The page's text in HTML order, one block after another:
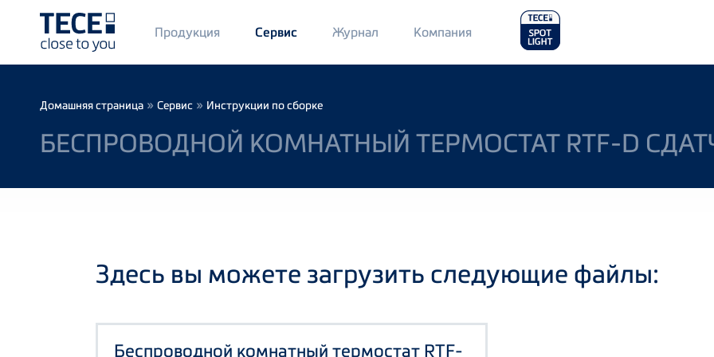
Main
Menü
1
Продукция Сервис Журнал Main
Menu
2
Компания
Breadcrumb
Домашняя страница » Сервис » Инструкции по сборке
БЕСПРОВОДНОЙ КОМНАТНЫЙ ТЕРМОСТАТ RTF-D
Здесь вы можете загрузить следующие файлы:
Беспроводной комнатный термостат RTF-